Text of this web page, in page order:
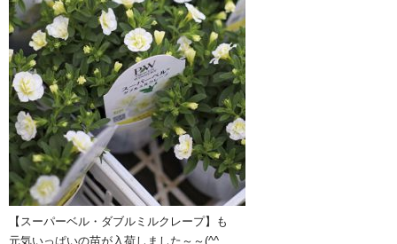
【スーパーベル・ダブルミルクレープ】も
元気いっぱいの苗が入荷しました～～(^^ゞ